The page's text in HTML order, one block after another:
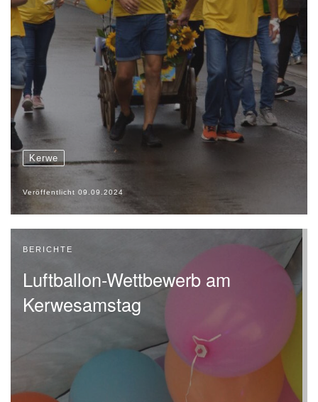
Kerwe
Veröffentlicht 09.09.2024
BERICHTE
Luftballon-Wettbewerb am
Kerwesamstag